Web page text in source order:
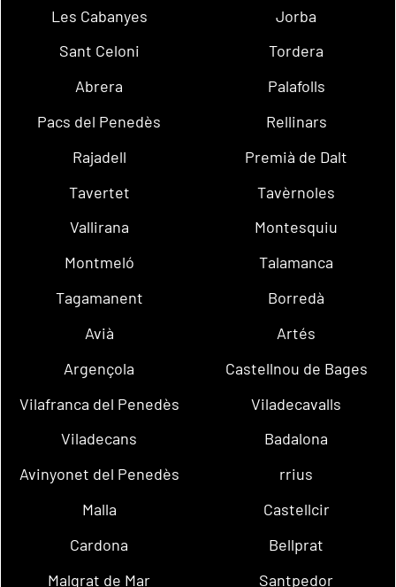
Les Cabanyes
Jorba
Sant Celoni
Tordera
Abrera
Palafolls
Pacs del Penedès
Rellinars
Rajadell
Premià de Dalt
Tavertet
Tavèrnoles
Vallirana
Montesquiu
Montmeló
Talamanca
Tagamanent
Borredà
Avià
Artés
Argençola
Castellnou de Bages
Vilafranca del Penedès
Viladecavalls
Viladecans
Badalona
Avinyonet del Penedès
rrius
Malla
Castellcir
Cardona
Bellprat
Malgrat de Mar
Santpedor